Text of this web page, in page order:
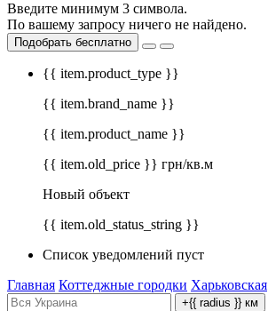
Введите минимум 3 символа.
По вашему запросу ничего не найдено.
Подобрать бесплатно
{{ item.product_type }}
{{ item.brand_name }}
{{ item.product_name }}
{{ item.old_price }} грн/кв.м
Новый объект
{{ item.old_status_string }}
Список уведомлений пуст
Главная Коттеджные городки Харьковская
+{{ radius }} км